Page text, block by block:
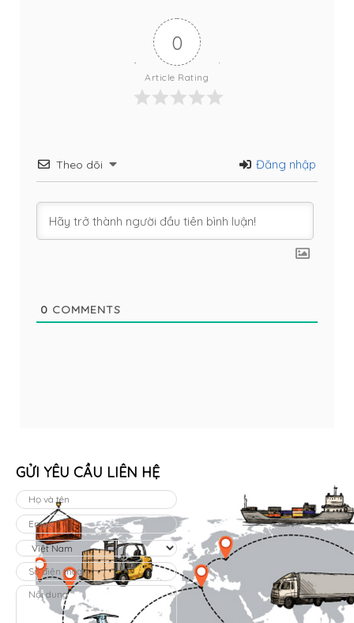
0
Article Rating
Theo dõi Đăng nhập
0 COMMENTS
GỬI YÊU CẦU LIÊN HỆ